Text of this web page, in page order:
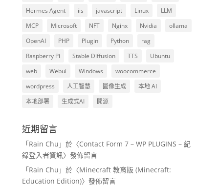
Hermes Agent
iis javascript Linux
LLM
MCP
Microsoft NFT Nginx Nvidia
ollama
OpenAI
PHP Plugin Python
rag
Raspberry Pi
Stable Diffusion TTS
Ubuntu
web
Webui Windows
woocommerce
wordpress
人工智慧 圖像生成
本地 AI
本地部署
生成式AI 開源
近期留言
「Rain Chu 」於〈Contact Form 7 – WP PLUGINS – 紀
錄登入者資訊〉發佈留言
「Rain Chu 」於〈Minecraft 教育版 (Minecraft:
Education Edition)〉發佈留言